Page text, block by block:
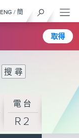
取得
ENG / 簡
電台
R2